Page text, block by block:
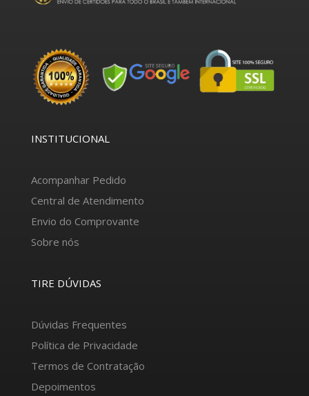
INSTITUCIONAL
Acompanhar Pedido
Central de Atendimento
Envio do Comprovante
Sobre nós
TIRE DÚVIDAS
Dúvidas Frequentes
Política de Privacidade
Termos de Contratação
Depoimentos